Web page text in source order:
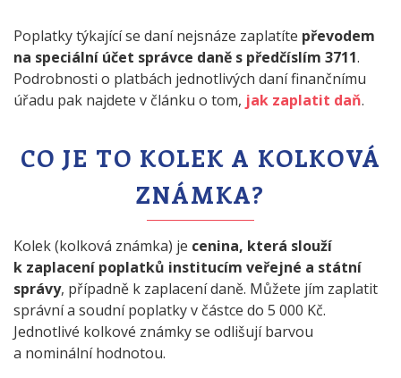
Poplatky týkající se daní nejsnáze zaplatíte převodem
na speciální účet správce daně s předčíslím 3711.
Podrobnosti o platbách jednotlivých daní finančnímu
úřadu pak najdete v článku o tom, jak zaplatit daň.
CO JE TO KOLEK A KOLKOVÁ
ZNÁMKA?
Kolek (kolková známka) je cenina, která slouží
k zaplacení poplatků institucím veřejné a státní
správy, případně k zaplacení daně. Můžete jím zaplatit
správní a soudní poplatky v částce do 5 000 Kč.
Jednotlivé kolkové známky se odlišují barvou
a nominální hodnotou.